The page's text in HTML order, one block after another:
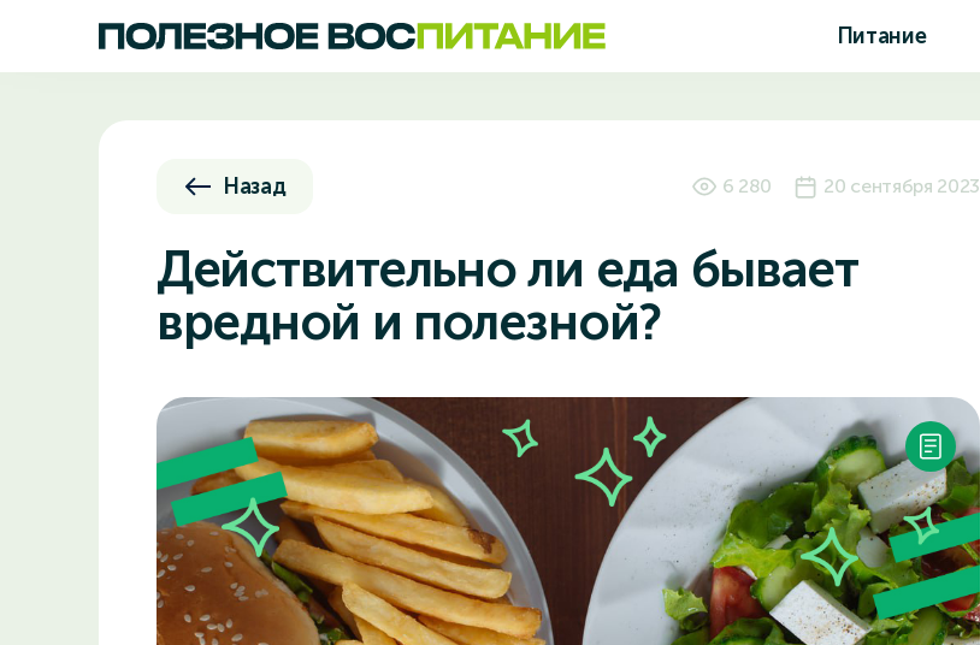
Питание
Назад 6 280 20 сентября 2023
Действительно ли еда бывает
вредной и полезной?